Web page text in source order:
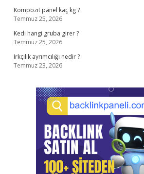
Kompozit panel kaç kg ?
Temmuz 25, 2026
Kedi hangi gruba girer ?
Temmuz 25, 2026
Irkçılık ayrımcılığı nedir ?
Temmuz 23, 2026